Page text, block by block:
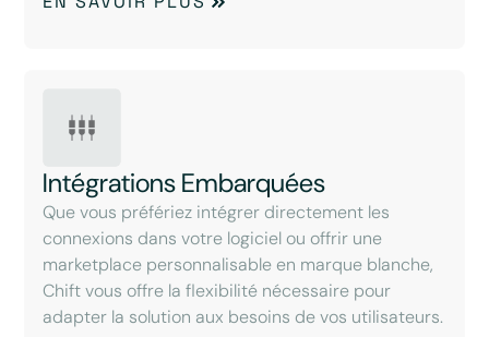
Intégrations Embarquées
Que vous préfériez intégrer directement les
connexions dans votre logiciel ou offrir une
marketplace personnalisable en marque blanche,
Chift vous offre la flexibilité nécessaire pour
adapter la solution aux besoins de vos utilisateurs.